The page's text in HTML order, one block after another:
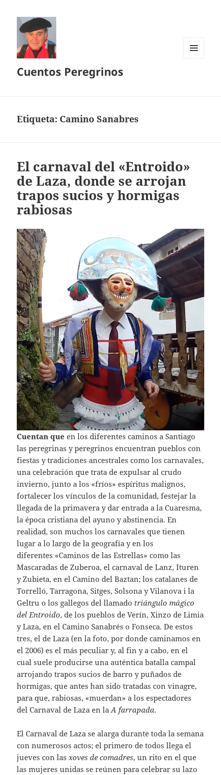
Cuentos Peregrinos
Etiqueta: Camino Sanabres
El carnaval del «Entroido»
de Laza, donde se arrojan
trapos sucios y hormigas
rabiosas
Cuentan que en los diferentes caminos a Santiago
las peregrinas y peregrinos encuentran pueblos con
fiestas y tradiciones ancestrales como los carnavales,
una celebración que trata de expulsar al crudo
invierno, junto a los «fríos» espíritus malignos,
fortalecer los vínculos de la comunidad, festejar la
llegada de la primavera y dar entrada a la Cuaresma,
la época cristiana del ayuno y abstinencia. En
realidad, son muchos los carnavales que tienen
lugar a lo largo de la geografía y en los
diferentes «Caminos de las Estrellas» como las
Mascaradas de Zuberoa, el carnaval de Lanz, Ituren
y Zubieta, en el Camino del Baztan; los catalanes de
Torrelló, Tarragona, Sitges, Solsona y Vilanova i la
Geltru o los gallegos del llamado triángulo mágico
del Entroido, de los pueblos de Verín, Xinzo de Limia
y Laza, en el Camino Sanabrés o Fonseca. De estos
tres, el de Laza (en la foto, por donde caminamos en
el 2006) es el más peculiar y, al fin y a cabo, en el
cual suele producirse una auténtica batalla campal
arrojando trapos sucios de barro y puñados de
hormigas, que antes han sido tratadas con vinagre,
para que, rabiosas, «muerdan» a los espectadores
del Carnaval de Laza en laA farrapada.
El Carnaval de Laza se alarga durante toda la semana
con numerosos actos; el primero de todos llega el
jueves con lasxoves de comadres, un rito en el que
las mujeres unidas se reúnen para celebrar su lazo